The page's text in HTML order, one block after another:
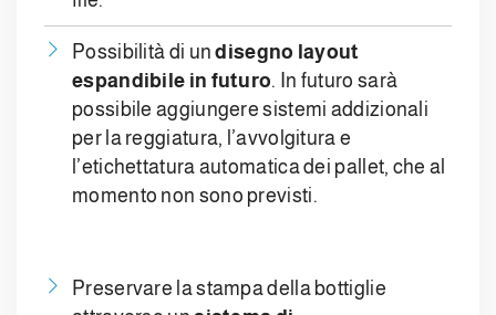
Possibilità di undisegno layout
espandibile in futuro. In futuro sarà
possibile aggiungere sistemi addizionali
per la reggiatura, l’avvolgitura e
l’etichettatura automatica dei pallet, che al
momento non sono previsti.
Preservare la stampa della bottiglie